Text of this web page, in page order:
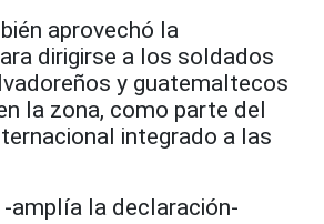
aprovechó la
dirigirse a los soldados
y guatemaltecos
la zona, como parte del
integrado a las
-amplía la declaración-